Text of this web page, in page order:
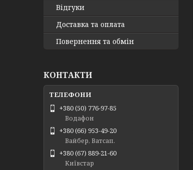
Відгуки
Доставка та оплата
Повернення та обмін
КОНТАКТИ
+380 (50) 776-97-85
Водафон
+380 (66) 953-49-20
Вайбер, Ватсап.
+380 (67) 889-21-60
Київстар